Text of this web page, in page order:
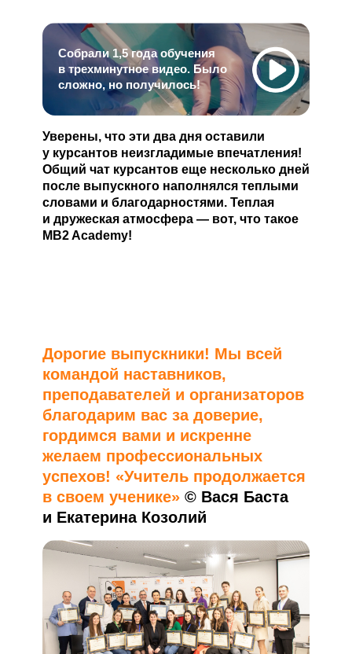
Уверены, что эти два дня оставили
у курсантов неизгладимые впечатления!
Общий чат курсантов еще несколько дней
после выпускного наполнялся теплыми
словами и благодарностями. Теплая
и дружеская атмосфера — вот, что такое
MB2 Academy!
Собрали 1,5 года обучения
в трехминутное видео. Было
сложно, но получилось!
Дорогие выпускники! Мы всей
командой наставников,
преподавателей и организаторов
благодарим вас за доверие,
гордимся вами и искренне
желаем профессиональных
успехов! «Учитель продолжается
в своем ученике» © Вася Баста
и Екатерина Козолий